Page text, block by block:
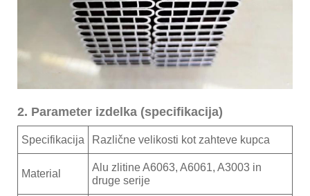
2. Parameter izdelka (specifikacija)
Specifikacija Različne velikosti kot zahteve kupca
Material
Alu zlitine A6063, A6061, A3003 in
druge serije